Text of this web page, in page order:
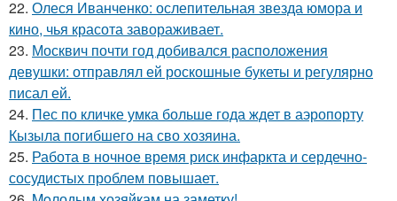
22. Олеся Иванченко: ослепительная звезда юмора и
кино, чья красота завораживает.
23. Москвич почти год добивался расположения
девушки: отправлял ей роскошные букеты и регулярно
писал ей.
24. Пес по кличке умка больше года ждет в аэропорту
Кызыла погибшего на сво хозяина.
25. Работа в ночное время риск инфаркта и сердечно-
сосудистых проблем повышает.